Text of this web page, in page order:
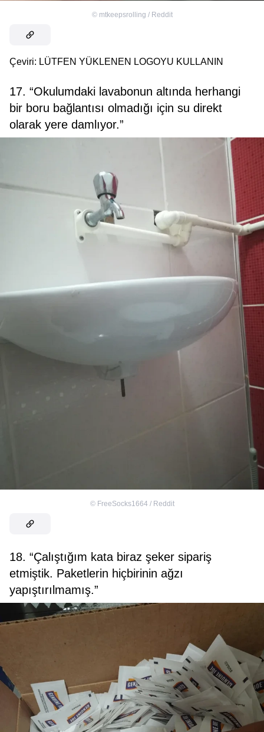
© mtkeepsrolling / Reddit
Çeviri: LÜTFEN YÜKLENEN LOGOYU KULLANIN
17. “Okulumdaki lavabonun altında herhangi
bir boru bağlantısı olmadığı için su direkt
olarak yere damlıyor.”
© FreeSocks1664 / Reddit
18. “Çalıştığım kata biraz şeker sipariş
etmiştik. Paketlerin hiçbirinin ağzı
yapıştırılmamış.”